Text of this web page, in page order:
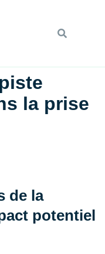
la prise
de la
potentiel